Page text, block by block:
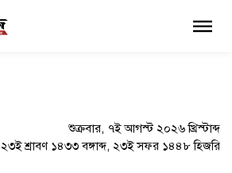
শুক্রবার, ৭ই আগস্ট ২০২৬ খ্রিস্টাব্দ
২৩ই শ্রাবণ ১৪৩৩ বঙ্গাব্দ, ২৩ই সফর ১৪৪৮ হিজরি
×